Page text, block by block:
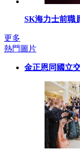
SK海力士前職
更多
熱門圖片
金正恩同國立